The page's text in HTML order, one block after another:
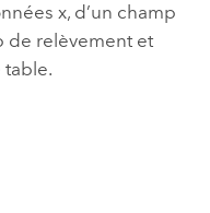
x, d’un champ
de relèvement et
table.